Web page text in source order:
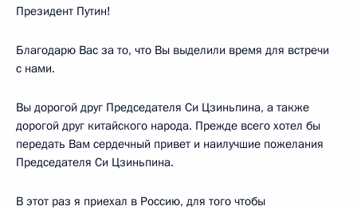
Президент Путин!
Благодарю Вас за то, что Вы выделили время для встречи
с нами.
Вы дорогой друг Председателя Си Цзиньпина, а также
дорогой друг китайского народа. Прежде всего хотел бы
передать Вам сердечный привет и наилучшие пожелания
Председателя Си Цзиньпина.
В этот раз я приехал в Россию, для того чтобы